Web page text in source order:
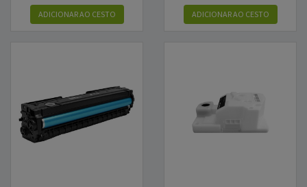
ADICIONARAO CESTO ADICIONARAO CESTO